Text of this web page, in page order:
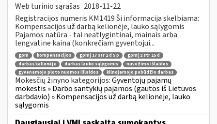
Web turinio sąrašas 2018-11-22
Registracijos numeris KM1419 Ši informacija skelbiama:
Kompensacijos už darbą kelionėje, lauko sąlygomis
Pajamos natūra - tai neatlygintinai, mainais arba
lengvatine kaina (konkrečiam gyventojui...
gpm kompensacijos gpmį 17 str 1 d 5 p
gpmį 2 str 15 d
darbas kelionėje
darbas lauko sąlygomis
nuvežimo išlaidos
gyvenamojo ploto nuomos išlaidos
kilnojamojo pobūdžio darbas
Mokesčių žinyno kategorijos:Gyventojų pajamų
mokestis » Darbo santykių pajamos (gautos iš Lietuvos
darbdavio) » Kompensacijos už darbą kelionėje, lauko
sąlygomis